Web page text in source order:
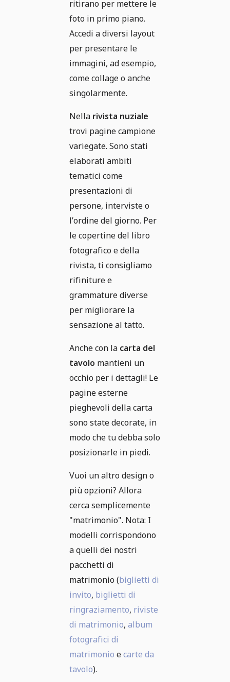
ritirano per mettere le
foto in primo piano.
Accedi a diversi layout
per presentare le
immagini, ad esempio,
come collage o anche
singolarmente.
Nella rivista nuziale
trovi pagine campione
variegate. Sono stati
elaborati ambiti
tematici come
presentazioni di
persone, interviste o
l’ordine del giorno. Per
le copertine del libro
fotografico e della
rivista, ti consigliamo
rifiniture e
grammature diverse
per migliorare la
sensazione al tatto.
Anche con la carta del
tavolo mantieni un
occhio per i dettagli! Le
pagine esterne
pieghevoli della carta
sono state decorate, in
modo che tu debba solo
posizionarle in piedi.
Vuoi un altro design o
più opzioni? Allora
cerca semplicemente
"matrimonio". Nota: I
modelli corrispondono
a quelli dei nostri
pacchetti di
matrimonio (biglietti di
invito, biglietti di
ringraziamento, riviste
di matrimonio, album
fotografici di
matrimonio ecarte da
tavolo).